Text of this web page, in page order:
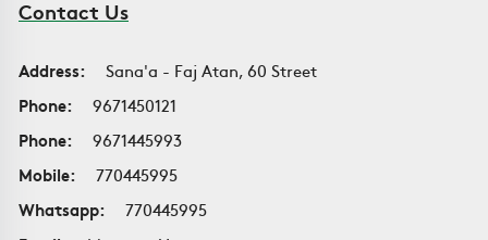
Contact Us
Address:
Sana'a - Faj Atan, 60 Street
Phone:
9671450121
Phone:
9671445993
Mobile:
770445995
Whatsapp:
770445995